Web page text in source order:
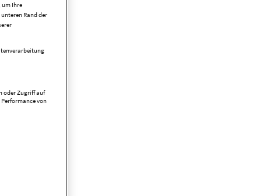
um Ihre
Rand der
oder Zugriff auf
von